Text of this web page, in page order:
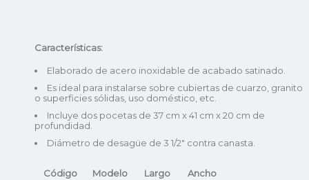
Características:
Elaborado de acero inoxidable de acabado satinado.
Es ideal para instalarse sobre cubiertas de cuarzo, granito
o superficies sólidas, uso doméstico, etc.
Incluye dos pocetas de 37 cm x 41 cm x 20 cm de
profundidad.
Diámetro de desagüe de 3 1/2″ contra canasta.
Código Modelo Largo Ancho